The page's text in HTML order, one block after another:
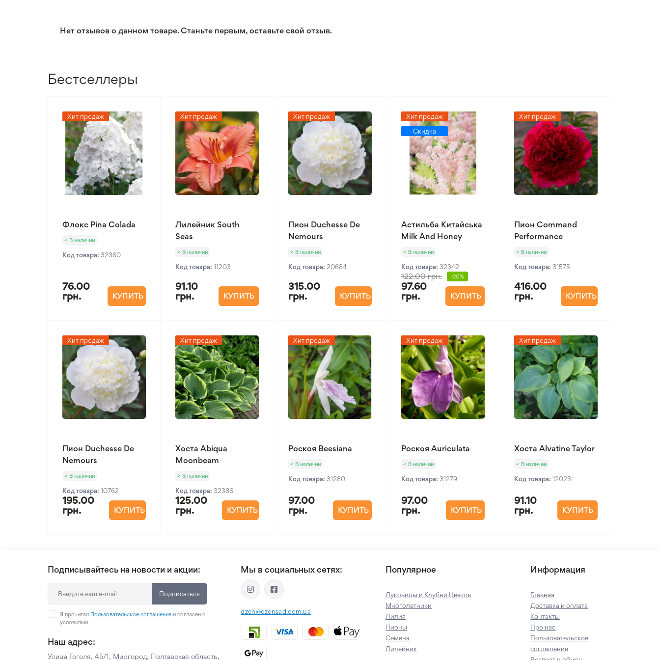
Нет отзывов о данном товаре. Станьте первым, оставьте свой отзыв.
Бестселлеры
Хит продаж
Флокс Pina Colada
В наличии
Код товара: 32360
76.00
грн.
КУПИТЬ
Хит продаж
Лилейник South
Seas
В наличии
Код товара: 11203
91.10
грн.
КУПИТЬ
Хит продаж
Пион Duchesse De
Nemours
В наличии
Код товара: 20684
315.00
грн.
КУПИТЬ
Хит продаж
Скидка
Астильба Китайська
Milk And Honey
В наличии
Код товара: 32342
122.00 грн. -20%
97.60
грн.
КУПИТЬ
Хит продаж
Пион Command
Performance
В наличии
Код товара: 31575
416.00
грн.
КУПИТЬ
Хит продаж
Пион Duchesse De
Nemours
В наличии
Код товара: 10762
195.00
грн.
КУПИТЬ
Хит продаж
Хоста Abiqua
Moonbeam
В наличии
Код товара: 32386
125.00
грн.
КУПИТЬ
Хит продаж
Роскоя Beesiana
В наличии
Код товара: 31280
97.00
грн.
КУПИТЬ
Хит продаж
Роскоя Auriculata
В наличии
Код товара: 31279
97.00
грн.
КУПИТЬ
Хит продаж
Хоста Alvatine Taylor
В наличии
Код товара: 12023
91.10
грн.
КУПИТЬ
Подписывайтесь на новости и акции:
Подписаться
Я прочитал Пользовательское соглашение и согласен с
условиями
Наш адрес:
Улица Гоголя, 45/1, Миргород, Полтавская область,
Мы в социальных сетях:
dzen@dzensad.com.ua
Популярное
Луковицы и Клубни Цветов
Многолетники
Лилия
Пионы
Семена
Лилейник
Информация
Главная
Доставка и оплата
Контакты
Про нас
Пользовательское
соглашение